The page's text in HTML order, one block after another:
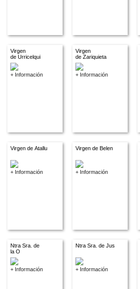
Virgen
de Urricelqui
+ Información
Virgen
de Zariquieta
+ Información
Virgen de Atallu
+ Información
Virgen de Belen
+ Información
Ntra Sra. de
la O
+ Información
Ntra Sra. de Jus
+ Información